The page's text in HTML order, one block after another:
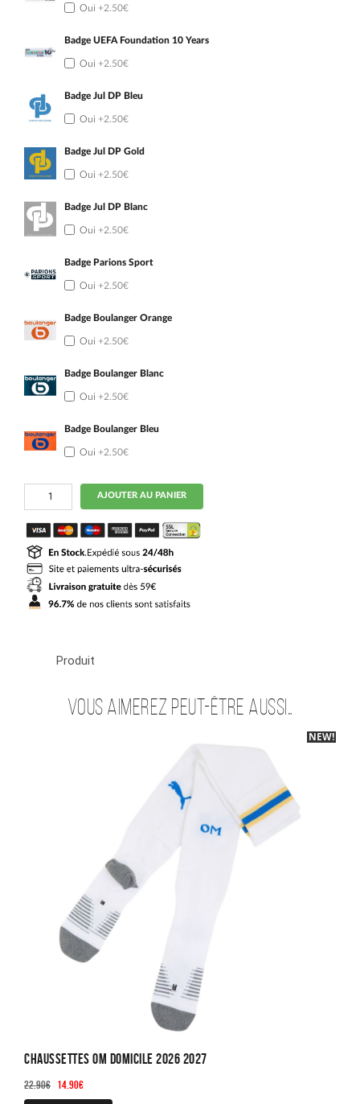
Oui +2.50€
Badge UEFA Foundation 10 Years
Oui +2.50€
Badge Jul DP Bleu
Oui +2.50€
Badge Jul DP Gold
Oui +2.50€
Badge Jul DP Blanc
Oui +2.50€
Badge Parions Sport
Oui +2.50€
Badge Boulanger Orange
Oui +2.50€
Badge Boulanger Blanc
Oui +2.50€
Badge Boulanger Bleu
Oui +2.50€
quantité
Maillot
OM
Kit
Enfant
Domicile
2026
2027
Balerdi
AJOUTER AU PANIER
Produit
Vous aimerez peut-être aussi…
-30%
NEW!
Chaussettes OM Domicile 2026 2027
22.90€ Le
prix
14.90€Le
prix